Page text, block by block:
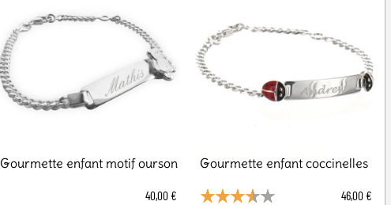
Gourmette enfant motif ourson
40,00 €
Gourmette enfant coccinelles
46,00 €